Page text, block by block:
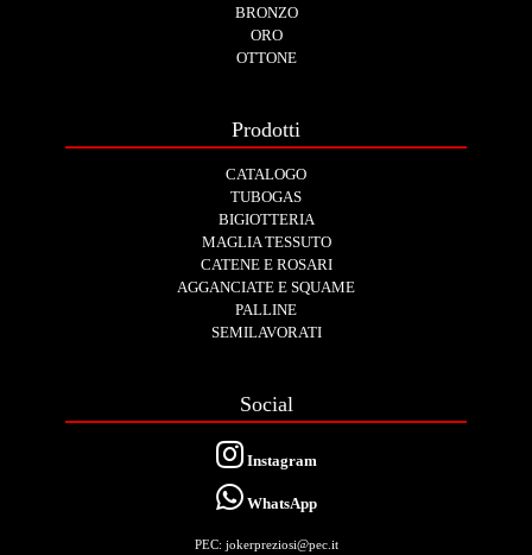
BRONZO
ORO
OTTONE
Prodotti
CATALOGO
TUBOGAS
BIGIOTTERIA
MAGLIA TESSUTO
CATENE E ROSARI
AGGANCIATE E SQUAME
PALLINE
SEMILAVORATI
Social
Instagram
WhatsApp
PEC: jokerpreziosi@pec.it